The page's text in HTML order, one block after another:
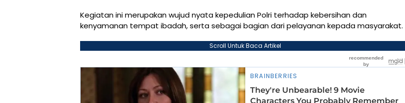
Kegiatan ini merupakan wujud nyata kepedulian Polri terhadap kebersihan dan
kenyamanan tempat ibadah, serta sebagai bagian dari pelayanan kepada masyarakat.
Scroll Untuk Baca Artikel